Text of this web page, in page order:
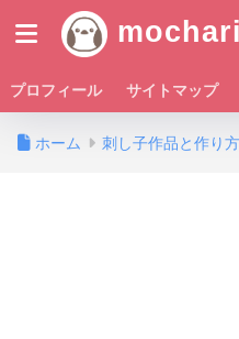
プロフィール サイトマップ
ホーム 刺し子作品と作り方